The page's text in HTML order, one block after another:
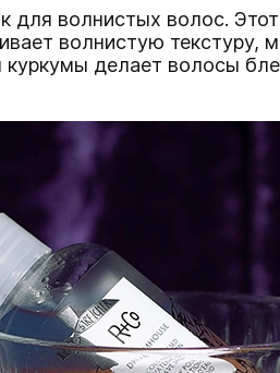
волнистых волос.
волнистую
куркумы делает волосы